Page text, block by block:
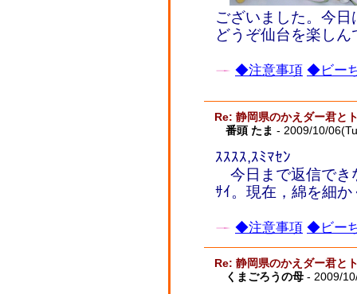
ございました。今
どうぞ仙台を楽し
◆注意事項 ◆ビー
Re: 静岡県のかえダー君と
番頭 たま - 2009/10/
ｽｽｽｽ,ｽﾐﾏｾﾝ
今日まで返信でき
ｻｲ。現在，綿を細
◆注意事項 ◆ビー
Re: 静岡県のかえダー君と
くまごろうの母 - 2009/